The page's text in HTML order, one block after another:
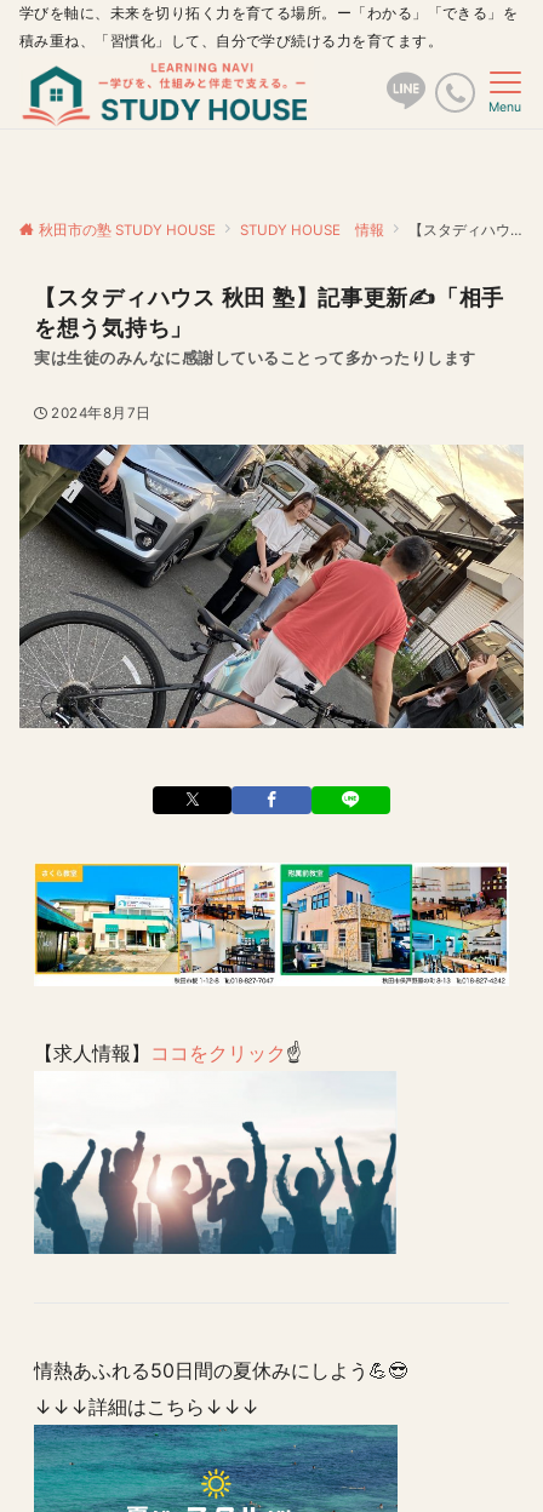
学びを軸に、未来を切り拓く力を育てる場所。ー「わかる」「できる」を
積み重ね、「習慣化」して、自分で学び続ける力を育てます。
Menu
秋田市の塾 STUDY HOUSE STUDY HOUSE 情報 【スタディハウス 秋田 塾】記事更新✍️「相手を想う気持ち」
【スタディハウス 秋田 塾】記事更新✍️「相手
を想う気持ち」
実は生徒のみんなに感謝していることって多かったりします
2024年8月7日
【求人情報】 ココをクリック ☝️
情熱あふれる50日間の夏休みにしよう💪😎
↓↓↓詳細はこちら↓↓↓